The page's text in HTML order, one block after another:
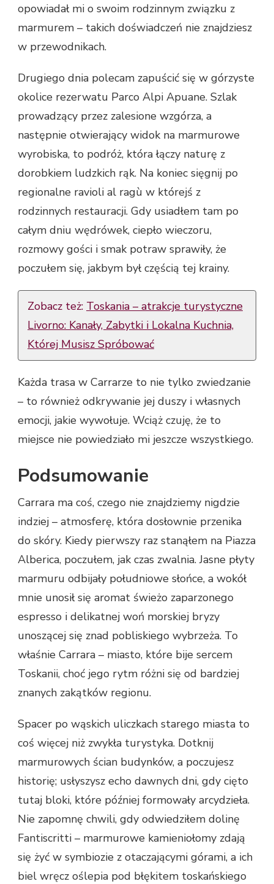
opowiadał mi o swoim rodzinnym związku z
marmurem – takich doświadczeń nie znajdziesz
w przewodnikach.
Drugiego dnia polecam zapuścić się w górzyste
okolice rezerwatu Parco Alpi Apuane. Szlak
prowadzący przez zalesione wzgórza, a
następnie otwierający widok na marmurowe
wyrobiska, to podróż, która łączy naturę z
dorobkiem ludzkich rąk. Na koniec sięgnij po
regionalne ravioli al ragù w którejś z
rodzinnych restauracji. Gdy usiadłem tam po
całym dniu wędrówek, ciepło wieczoru,
rozmowy gości i smak potraw sprawiły, że
poczułem się, jakbym był częścią tej krainy.
Zobacz też: Toskania – atrakcje turystyczne
Livorno: Kanały, Zabytki i Lokalna Kuchnia,
Której Musisz Spróbować
Każda trasa w Carrarze to nie tylko zwiedzanie
– to również odkrywanie jej duszy i własnych
emocji, jakie wywołuje. Wciąż czuję, że to
miejsce nie powiedziało mi jeszcze wszystkiego.
Podsumowanie
Carrara ma coś, czego nie znajdziemy nigdzie
indziej – atmosferę, która dosłownie przenika
do skóry. Kiedy pierwszy raz stanąłem na Piazza
Alberica, poczułem, jak czas zwalnia. Jasne płyty
marmuru odbijały południowe słońce, a wokół
mnie unosił się aromat świeżo zaparzonego
espresso i delikatnej woń morskiej bryzy
unoszącej się znad pobliskiego wybrzeża. To
właśnie Carrara – miasto, które bije sercem
Toskanii, choć jego rytm różni się od bardziej
znanych zakątków regionu.
Spacer po wąskich uliczkach starego miasta to
coś więcej niż zwykła turystyka. Dotknij
marmurowych ścian budynków, a poczujesz
historię; usłyszysz echo dawnych dni, gdy cięto
tutaj bloki, które później formowały arcydzieła.
Nie zapomnę chwili, gdy odwiedziłem dolinę
Fantiscritti – marmurowe kamieniołomy zdają
się żyć w symbiozie z otaczającymi górami, a ich
biel wręcz oślepia pod błękitem toskańskiego